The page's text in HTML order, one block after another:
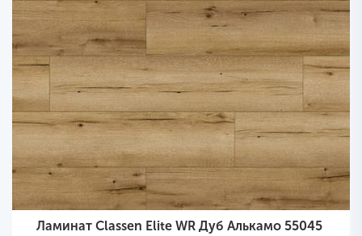
Ламинат Classen Elite WR Дуб Алькамо 55045